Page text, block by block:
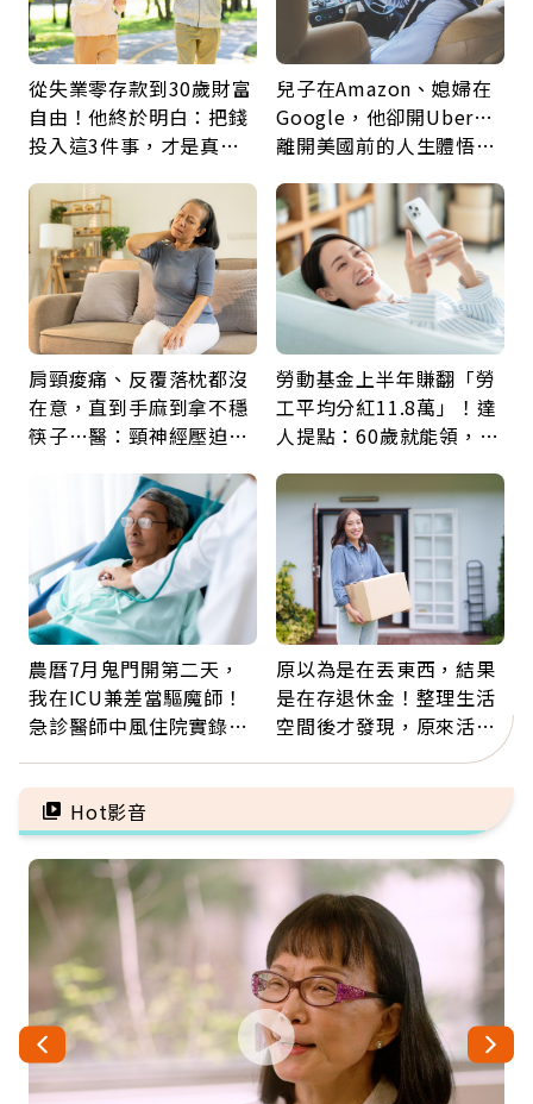
從失業零存款到30歲財富
自由！他終於明白：把錢
投入這3件事，才是真正
兒子在Amazon、媳婦在
Google，他卻開Uber…
離開美國前的人生體悟：
肩頸痠痛、反覆落枕都沒
在意，直到手麻到拿不穩
筷子…醫：頸神經壓迫上
勞動基金上半年賺翻「勞
工平均分紅11.8萬」！達
人提點：60歲就能領，重
農曆7月鬼門開第二天，
我在ICU兼差當驅魔師！
急診醫師中風住院實錄：
原以為是在丟東西，結果
是在存退休金！整理生活
空間後才發現，原來活得
Hot影音